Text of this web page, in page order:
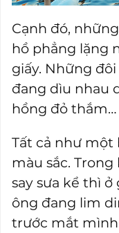
Cạnh đó,
hồ phẳng lặng
giấy. Những
đang dìu nhau
hồng đỏ thắm…
Tất cả như
màu sắc.
say sưa kể thì
ông đang lim
trước mắt